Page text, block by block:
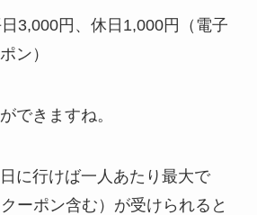
3,000円、休日1,000円（電子
ン）
できますね。
に行けば一人あたり最大で
ーポン含む）が受けられると